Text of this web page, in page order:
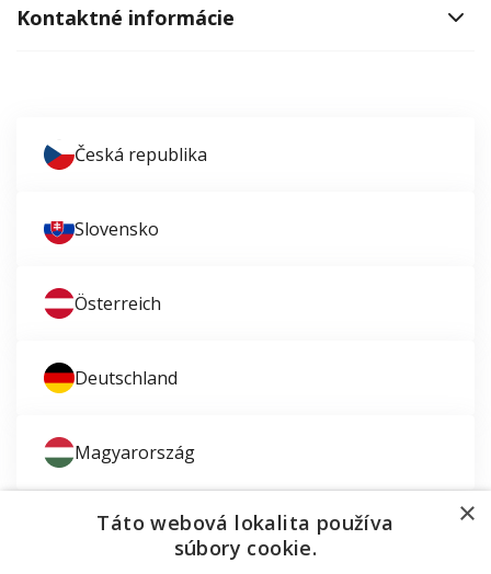
Kontaktné informácie
Česká republika
Slovensko
Österreich
Deutschland
Magyarország
×
Táto webová lokalita používa
súbory cookie.